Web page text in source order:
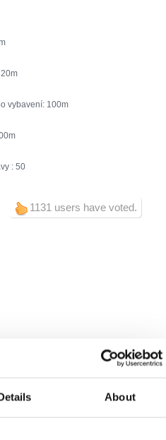
About
20
vybavení: 100
: 50
1131 users have voted.
Klimatizace